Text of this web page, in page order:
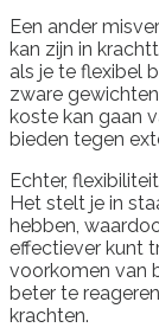
Een ander
kan zijn in
als je te flexibel
zware
koste kan gaan
bieden tegen
Echter,
Het stelt je in
hebben,
effectiever kunt
voorkomen van
beter te
krachten.